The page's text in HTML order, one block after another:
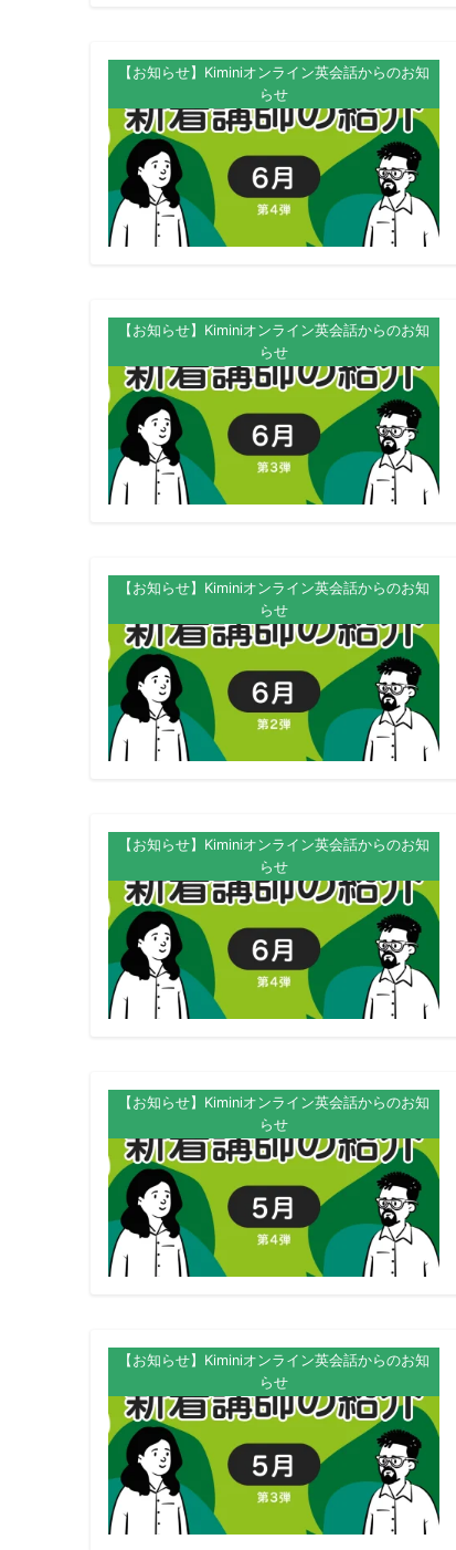
【お知らせ】Kiminiオンライン英会話からのお知
らせ
【お知らせ】Kiminiオンライン英会話からのお知
らせ
【お知らせ】Kiminiオンライン英会話からのお知
らせ
【お知らせ】Kiminiオンライン英会話からのお知
らせ
【お知らせ】Kiminiオンライン英会話からのお知
らせ
【お知らせ】Kiminiオンライン英会話からのお知
らせ